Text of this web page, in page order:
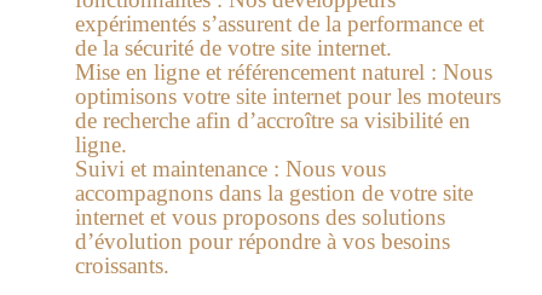
expérimentés s’assurent de la performance et
de la sécurité de votre site internet.
Mise en ligne et référencement naturel : Nous
optimisons votre site internet pour les moteurs
de recherche afin d’accroître sa visibilité en
ligne.
Suivi et maintenance : Nous vous
accompagnons dans la gestion de votre site
internet et vous proposons des solutions
d’évolution pour répondre à vos besoins
croissants.